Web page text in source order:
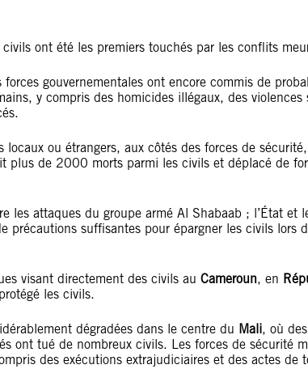
ont été les premiers touchés par les conflits
gouvernementales ont encore commis de
y compris des homicides illégaux, des violences
locaux ou étrangers, aux côtés des forces de
plus de 2000 morts parmi les civils et déplacé de
les attaques du groupe armé Al Shabaab ; l’État et
précautions suffisantes pour épargner les civils lors
visant directement des civils au Cameroun, en
les civils.
dégradées dans le centre du Mali, où
ont tué de nombreux civils. Les forces de sécurité
des exécutions extrajudiciaires et des actes de